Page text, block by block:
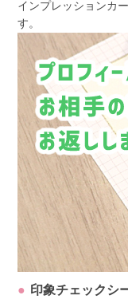
インプレッションカ
す。
印象チェックシ